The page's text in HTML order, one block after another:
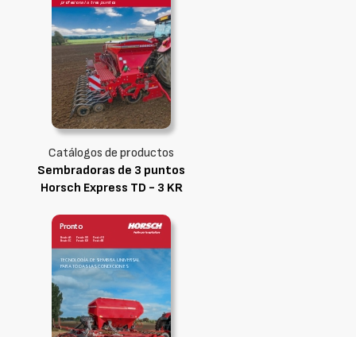
Catálogos de productos
Sembradoras de 3 puntos
Horsch Express TD - 3 KR